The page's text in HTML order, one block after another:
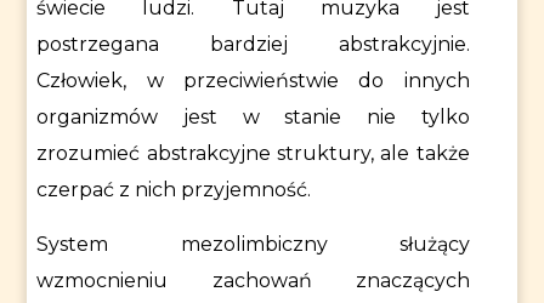
świecie ludzi. Tutaj muzyka jest
postrzegana bardziej abstrakcyjnie.
Człowiek, w przeciwieństwie do innych
organizmów jest w stanie nie tylko
zrozumieć abstrakcyjne struktury, ale także
czerpać z nich przyjemność.
System mezolimbiczny służący
wzmocnieniu zachowań znaczących